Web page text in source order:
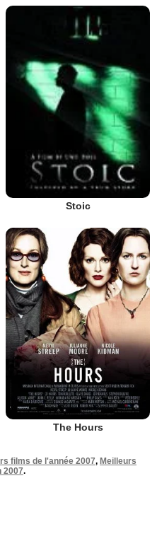
Stoic
The Hours
films de l'année 2007, Meilleurs
2007.